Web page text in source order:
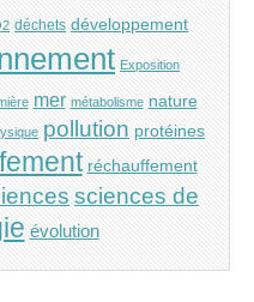
déchets développement
Exposition
mer métabolisme nature
pollution protéines
réchauffement
sciences de
évolution